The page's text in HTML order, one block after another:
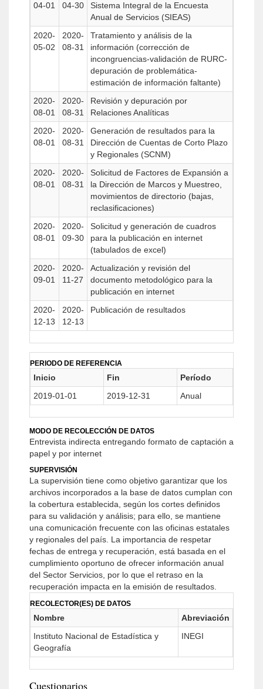
04-01
04-30
Sistema Integral de la Encuesta
Anual de Servicios (SIEAS)
2020-
05-02
2020-
08-31
Tratamiento y análisis de la
información (corrección de
incongruencias-validación de RURC-
depuración de problemática-
estimación de información faltante)
2020-
08-01
2020-
08-31
Revisión y depuración por
Relaciones Analíticas
2020-
08-01
2020-
08-31
Generación de resultados para la
Dirección de Cuentas de Corto Plazo
y Regionales (SCNM)
2020-
08-01
2020-
08-31
Solicitud de Factores de Expansión a
la Dirección de Marcos y Muestreo,
movimientos de directorio (bajas,
reclasificaciones)
2020-
08-01
2020-
09-30
Solicitud y generación de cuadros
para la publicación en internet
(tabulados de excel)
2020-
09-01
2020-
11-27
Actualización y revisión del
documento metodológico para la
publicación en internet
2020-
12-13
2020-
12-13
Publicación de resultados
PERIODO DE REFERENCIA
Inicio Fin
Período
2019-01-01
2019-12-31 Anual
MODO DE RECOLECCIÓN DE DATOS
Entrevista indirecta entregando formato de captación a
papel y por internet
SUPERVISIÓN
La supervisión tiene como objetivo garantizar que los
archivos incorporados a la base de datos cumplan con
la cobertura establecida, según los cortes definidos
para su validación y análisis; para ello, se mantiene
una comunicación frecuente con las oficinas estatales
y regionales del país. La importancia de respetar
fechas de entrega y recuperación, está basada en el
cumplimiento oportuno de ofrecer información anual
del Sector Servicios, por lo que el retraso en la
recuperación impacta en la emisión de resultados.
RECOLECTOR(ES) DE DATOS
Nombre
Abreviación
Instituto Nacional de Estadística y
Geografía
INEGI
Cuestionarios